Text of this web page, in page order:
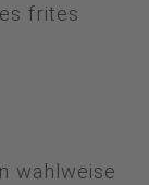
frites
wahlweise